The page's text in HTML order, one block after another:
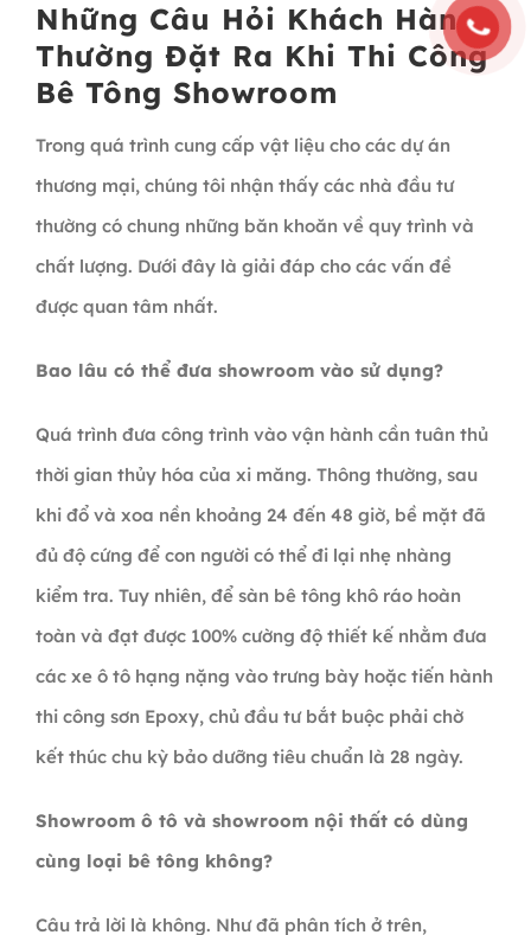
Những Câu Hỏi Khách Hàng
Thường Đặt Ra Khi Thi Công
Bê Tông Showroom
Trong quá trình cung cấp vật liệu cho các dự án
thương mại, chúng tôi nhận thấy các nhà đầu tư
thường có chung những băn khoăn về quy trình và
chất lượng. Dưới đây là giải đáp cho các vấn đề
được quan tâm nhất.
Bao lâu có thể đưa showroom vào sử dụng?
Quá trình đưa công trình vào vận hành cần tuân thủ
thời gian thủy hóa của xi măng. Thông thường, sau
khi đổ và xoa nền khoảng 24 đến 48 giờ, bề mặt đã
đủ độ cứng để con người có thể đi lại nhẹ nhàng
kiểm tra. Tuy nhiên, để sàn bê tông khô ráo hoàn
toàn và đạt được 100% cường độ thiết kế nhằm đưa
các xe ô tô hạng nặng vào trưng bày hoặc tiến hành
thi công sơn Epoxy, chủ đầu tư bắt buộc phải chờ
kết thúc chu kỳ bảo dưỡng tiêu chuẩn là 28 ngày.
Showroom ô tô và showroom nội thất có dùng
cùng loại bê tông không?
Câu trả lời là không. Như đã phân tích ở trên,